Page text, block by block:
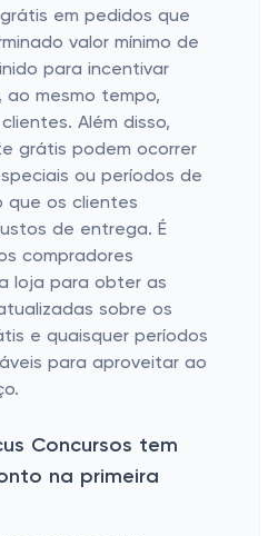
em pedidos que
valor mínimo de
para incentivar
ao mesmo tempo,
Além disso,
grátis podem ocorrer
ou períodos de
que os clientes
de entrega. É
compradores
loja para obter as
sobre os
e quaisquer períodos
​​para aproveitar ao
Concursos tem
na primeira